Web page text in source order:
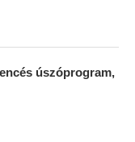
úszóprogram,